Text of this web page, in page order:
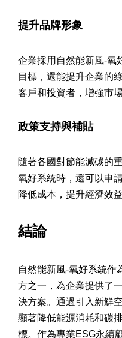
提升品牌形象
企業採用自然能新風-氧
目標，還能提升企業的
客戶和投資者，增強市場
政策支持與補貼
隨著各國對節能減碳的
氧好系統時，還可以申
降低成本，提升經濟效益
結論
自然能新風-氧好系統作
方之一，為企業提供了
決方案。通過引入新鮮
顯著降低能源消耗和碳
標。作為專業ESG永續